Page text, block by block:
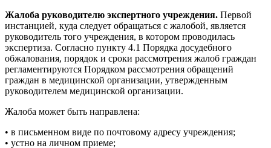
Жалоба руководителю экспертного учреждения. Первой
инстанцией, куда следует обращаться с жалобой, является
руководитель того учреждения, в котором проводилась
экспертиза. Согласно пункту 4.1 Порядка досудебного
обжалования, порядок и сроки рассмотрения жалоб граждан
регламентируются Порядком рассмотрения обращений
граждан в медицинской организации, утвержденным
руководителем медицинской организации.
Жалоба может быть направлена:
• в письменном виде по почтовому адресу учреждения;
• устно на личном приеме;